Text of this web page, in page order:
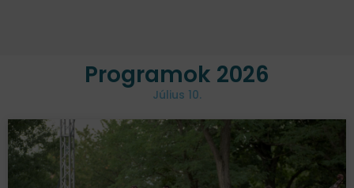
Programok 2026
Július 10.